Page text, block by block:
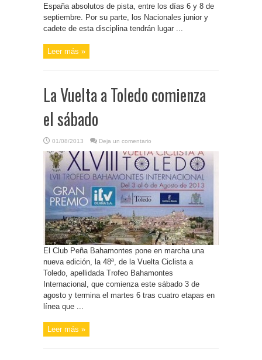
España absolutos de pista, entre los días 6 y 8 de
septiembre. Por su parte, los Nacionales junior y
cadete de esta disciplina tendrán lugar ...
Leer más »
La Vuelta a Toledo comienza
el sábado
01/08/2013 Deja un comentario
El Club Peña Bahamontes pone en marcha una
nueva edición, la 48ª, de la Vuelta Ciclista a
Toledo, apellidada Trofeo Bahamontes
Internacional, que comienza este sábado 3 de
agosto y termina el martes 6 tras cuatro etapas en
línea que ...
Leer más »